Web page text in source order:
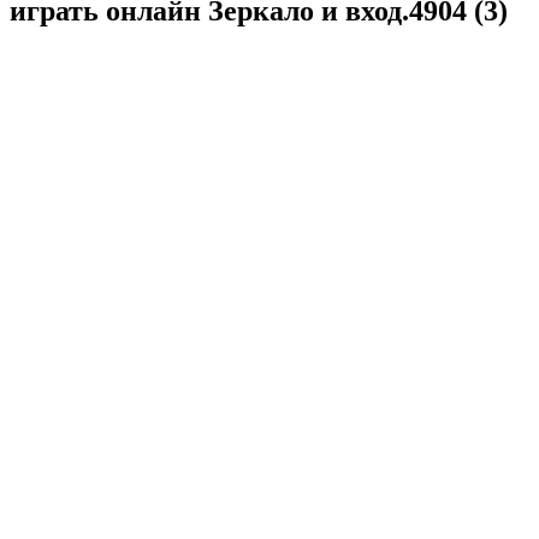
играть онлайн Зеркало и вход.4904 (3)